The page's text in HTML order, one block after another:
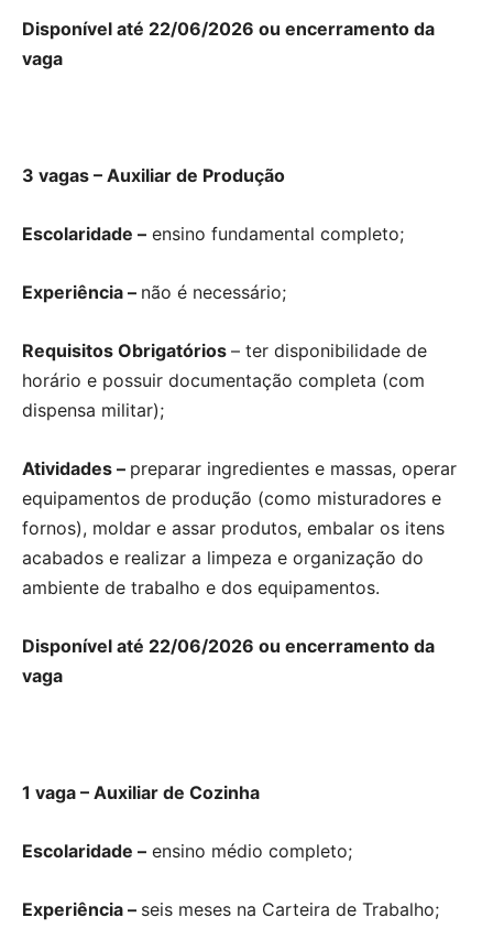
Disponível até 22/06/2026 ou encerramento da
vaga
3 vagas – Auxiliar de Produção
Escolaridade – ensino fundamental completo;
Experiência – não é necessário;
Requisitos Obrigatórios – ter disponibilidade de
horário e possuir documentação completa (com
dispensa militar);
Atividades – preparar ingredientes e massas, operar
equipamentos de produção (como misturadores e
fornos), moldar e assar produtos, embalar os itens
acabados e realizar a limpeza e organização do
ambiente de trabalho e dos equipamentos.
Disponível até 22/06/2026 ou encerramento da
vaga
1 vaga – Auxiliar de Cozinha
Escolaridade – ensino médio completo;
Experiência – seis meses na Carteira de Trabalho;